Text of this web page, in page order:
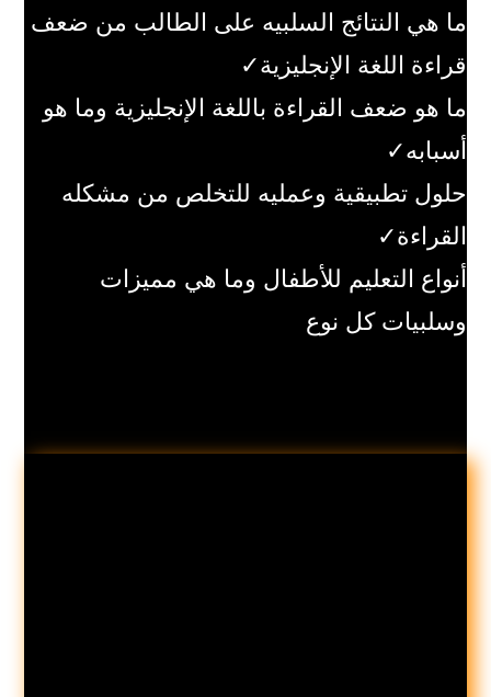
ما هي النتائج السلبيه على الطالب من ضعف
قراءة اللغة الإنجليزية✓
ما هو ضعف القراءة باللغة الإنجليزية وما هو
أسبابه✓
حلول تطبيقية وعمليه للتخلص من مشكله
القراءة✓
أنواع التعليم للأطفال وما هي مميزات
وسلبيات كل نوع